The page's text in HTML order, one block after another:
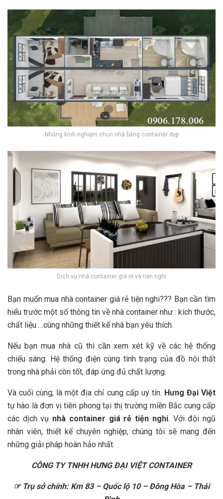
Nhũng kinh nghiệm chọn nhà bằng container đẹp
Dịch vụ nhà container giá rẻ và tiện nghi
Bạn muốn mua nhà container giá rẻ tiện nghi??? Bạn cần tìm
hiểu trước một số thông tin về nhà container như : kích thước,
chất liệu …cùng những thiết kế nhà bạn yêu thích.
Nếu bạn mua nhà cũ thì cần xem xét kỹ về các hệ thống
chiếu sáng. Hệ thống điện cùng tình trạng của đồ nội thất
trong nhà phải còn tốt, đáp ứng đủ chất lượng.
Và cuối cùng, là một địa chỉ cung cấp uy tín. Hưng Đại Việt
tự hào là đơn vị tiên phong tại thị trường miền Bắc cung cấp
các dịch vụ nhà container giá rẻ tiện nghi. Với đội ngũ
nhân viên, thiết kế chuyên nghiệp, chúng tôi sẽ mang đến
những giải pháp hoàn hảo nhất.
CÔNG TY TNHH HƯNG ĐẠI VIỆT CONTAINER
☞ Trụsởchính: Km 83 –Quốc lộ10 – Đông Hòa –Thái